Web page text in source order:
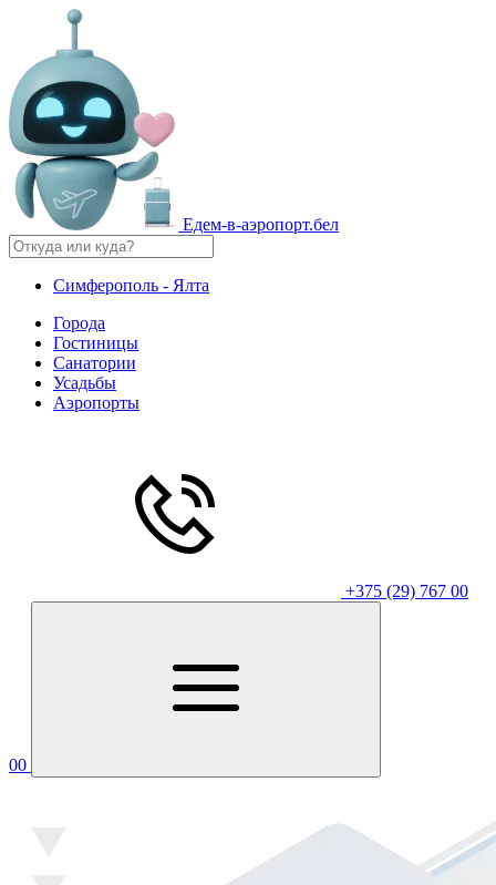
Едем-в-аэропорт.бел
Симферополь - Ялта
Города
Гостиницы
Санатории
Усадьбы
Аэропорты
+375 (29) 767 00
00